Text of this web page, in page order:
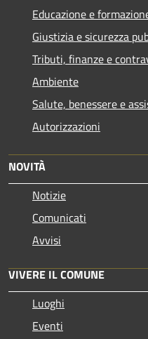
Educazione e
Giustizia e sicurezza
Tributi, finanze e
Ambiente
Salute, benessere e
Autorizzazioni
NOVITÀ
Notizie
Comunicati
Avvisi
VIVERE IL COMUNE
Luoghi
Eventi